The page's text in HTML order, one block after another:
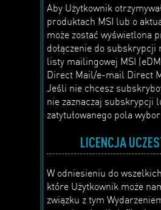
Aby Użytkownik
produktach MSI lub o
może zostać wyświetlona
dołączenie do
listy mailingowej MSI
Direct Mail/e-mail Direct
Jeśli nie chcesz
nie zaznaczaj subskrypcji
zatytułowanego pola
LICENCJA
W odniesieniu do
które Użytkownik może
związku z tym